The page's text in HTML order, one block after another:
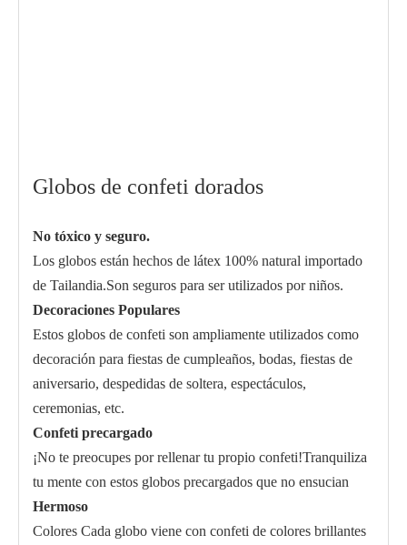
Globos de confeti dorados
No tóxico y seguro.
Los globos están hechos de látex 100% natural importado
de Tailandia.Son seguros para ser utilizados por niños.
Decoraciones Populares
Estos globos de confeti son ampliamente utilizados como
decoración para fiestas de cumpleaños, bodas, fiestas de
aniversario, despedidas de soltera, espectáculos,
ceremonias, etc.
Confeti precargado
¡No te preocupes por rellenar tu propio confeti!Tranquiliza
tu mente con estos globos precargados que no ensucian
Hermoso
Colores Cada globo viene con confeti de colores brillantes